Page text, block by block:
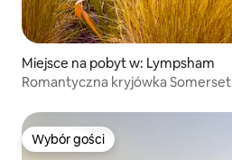
Miejsce na pobyt w: Lympsham
Romantyczna kryjówka Somerset
Wybór gości
Wybór gości